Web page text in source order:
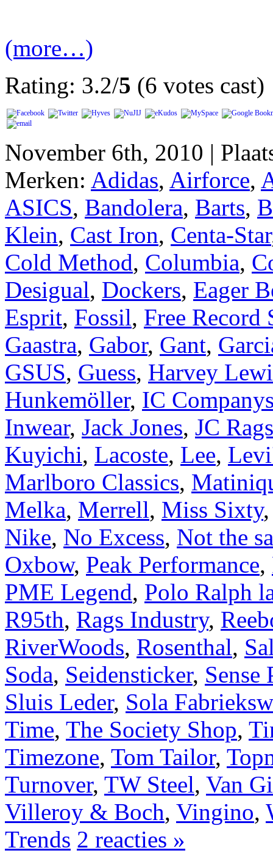
(more…)
Rating: 3.2/5 (6 votes cast)
November 6th, 2010 |
Merken: Adidas, Airforce,
ASICS, Bandolera, Barts,
Klein, Cast Iron, Centa-Star
Cold Method, Columbia,
Desigual, Dockers, Eager
Esprit, Fossil, Free Record
Gaastra, Gabor, Gant,
GSUS, Guess, Harvey
Hunkemöller, IC
Inwear, Jack Jones, JC Rags
Kuyichi, Lacoste, Lee,
Marlboro Classics,
Melka, Merrell, Miss Sixty
Nike, No Excess, Not the
Oxbow, Peak Performance,
PME Legend, Polo Ralph
R95th, Rags Industry,
RiverWoods, Rosenthal,
Soda, Seidensticker, Sense
Sluis Leder, Sola
Time, The Society Shop,
Timezone, Tom Tailor,
Turnover, TW Steel, Van
Villeroy & Boch, Vingino,
Trends 2 reacties »